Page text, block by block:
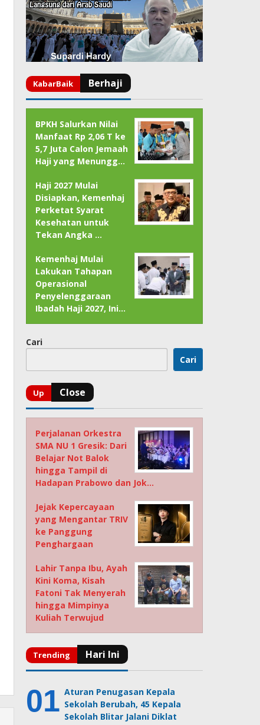
BPKH Salurkan Nilai
Manfaat Rp 2,06 T ke
5,7 Juta Calon Jemaah
Haji yang Menungg…
Haji 2027 Mulai
Disiapkan, Kemenhaj
Perketat Syarat
Kesehatan untuk
Tekan Angka …
Kemenhaj Mulai
Lakukan Tahapan
Operasional
Penyelenggaraan
Ibadah Haji 2027, Ini…
Cari
Cari
Perjalanan Orkestra
SMA NU 1 Gresik: Dari
Belajar Not Balok
hingga Tampil di
Hadapan Prabowo dan Jok…
Jejak Kepercayaan
yang Mengantar TRIV
ke Panggung
Penghargaan
Lahir Tanpa Ibu, Ayah
Kini Koma, Kisah
Fatoni Tak Menyerah
hingga Mimpinya
Kuliah Terwujud
Aturan Penugasan Kepala
Sekolah Berubah, 45 Kepala
Sekolah Blitar Jalani Diklat